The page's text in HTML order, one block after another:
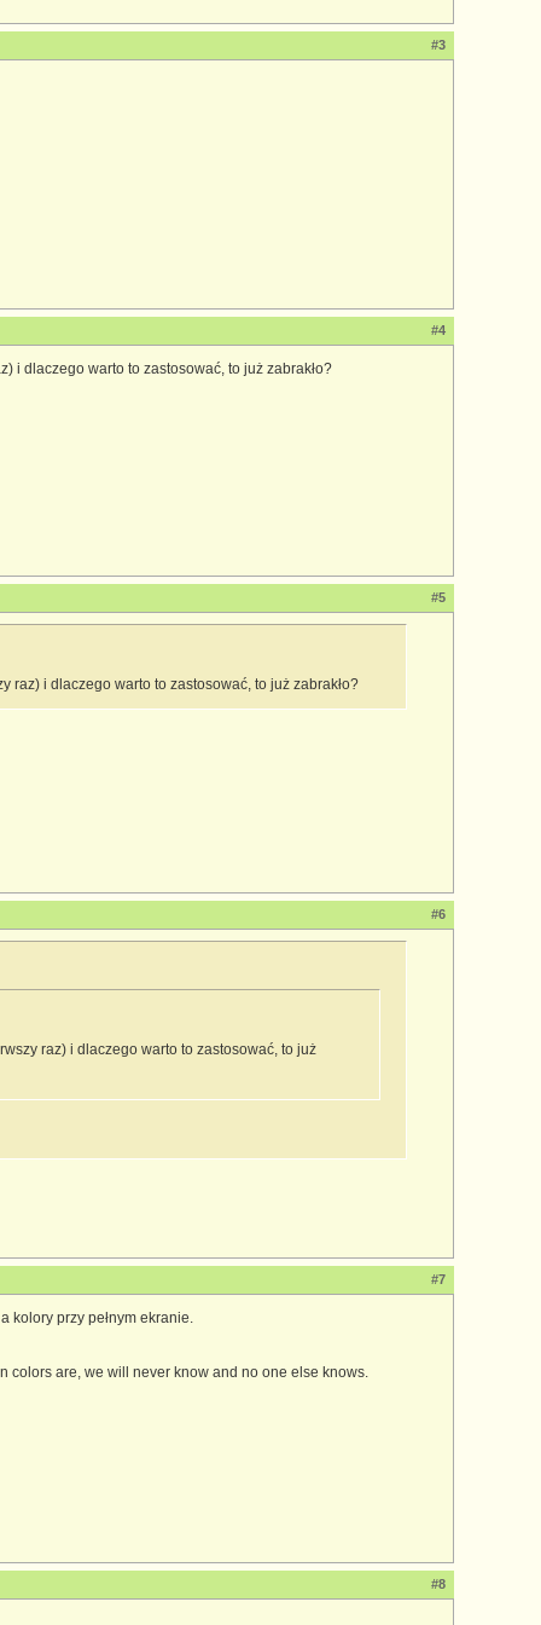
#3
#4
i dlaczego warto to zastosować, to już zabrakło?
#5
raz) i dlaczego warto to zastosować, to już zabrakło?
#6
raz) i dlaczego warto to zastosować, to już
#7
kolory przy pełnym ekranie.
colors are, we will never know and no one else knows.
#8